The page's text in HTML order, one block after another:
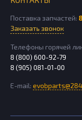
Поставка запчастей:
Заказать звонок
Телефоны горячей
8 (800) 600-92-79
8 (905) 081-01-00
E-mail: